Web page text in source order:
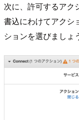
次に、許可するアク
書込にわけてアクシ
ションを選びましょ